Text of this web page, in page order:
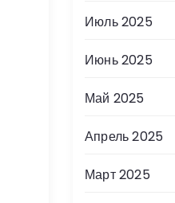
Июль 2025
Июнь 2025
Май 2025
Апрель 2025
Март 2025